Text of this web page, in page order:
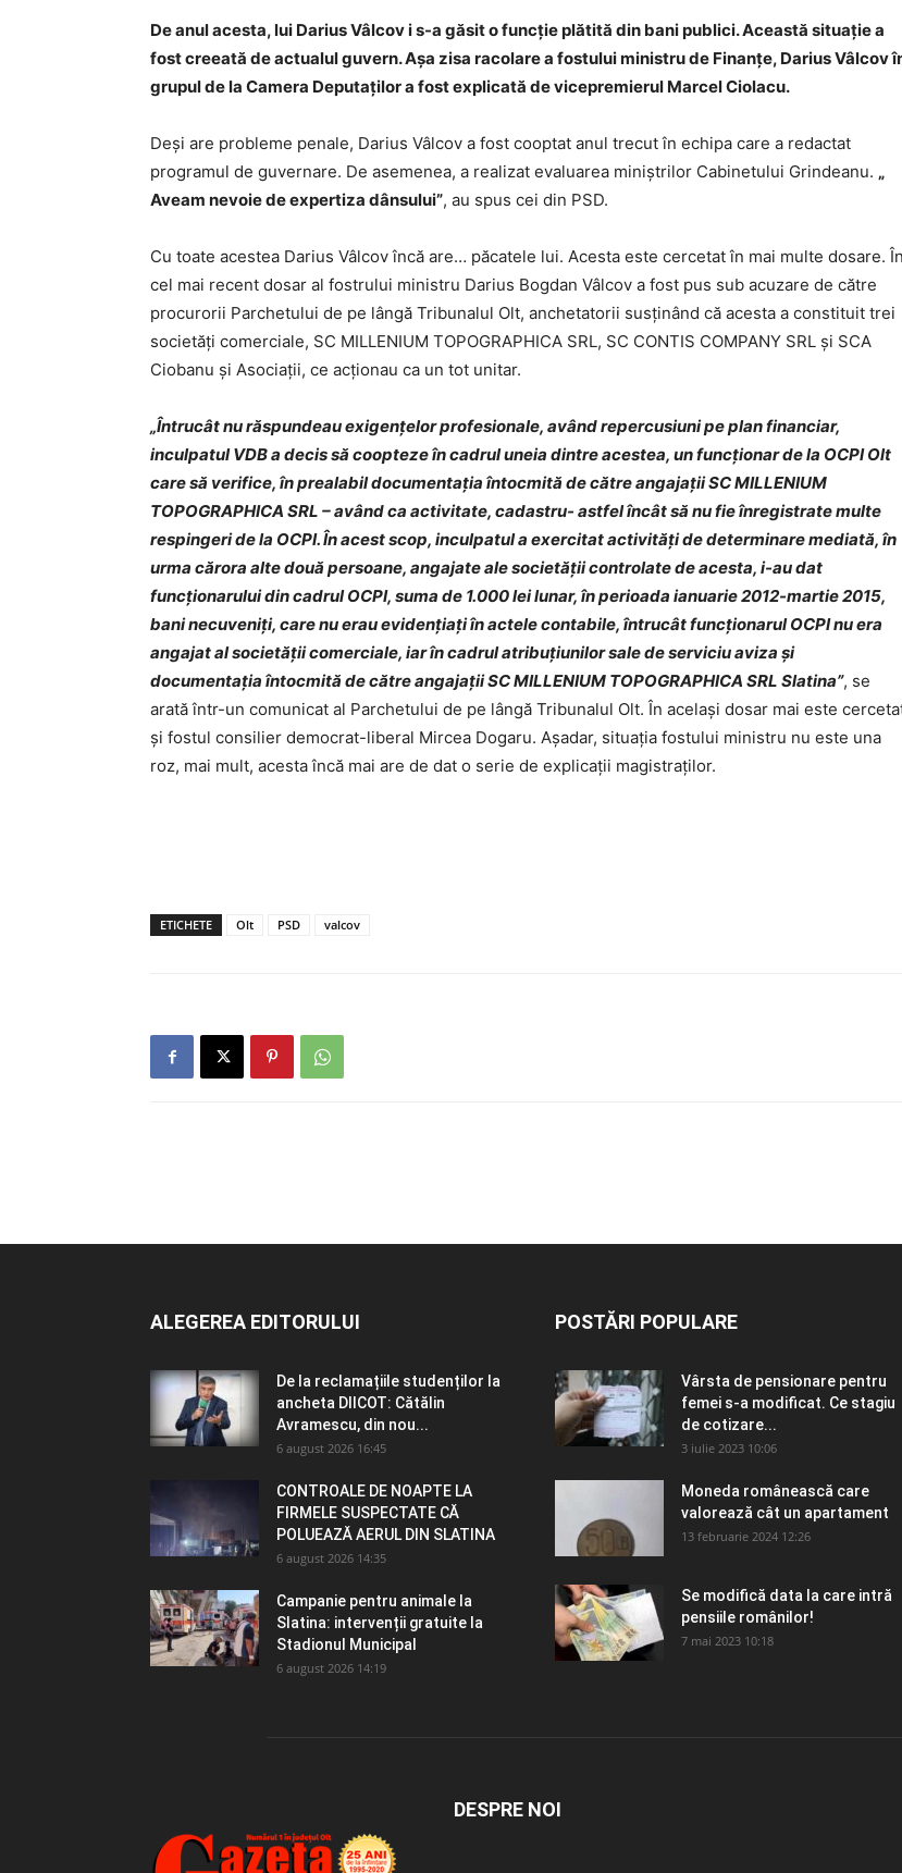
De anul acesta, lui Darius Vâlcov i s-a găsit o funcţie plătită din bani publici. Această situațiea
fost creeată de actualul guvern.Așa zisa racolare a fostului ministru de Finanţe, Darius Vâlcov
grupul de la Camera Deputaţilor a fost explicată de vicepremierul Marcel Ciolacu.
Deși are probleme penale, Darius Vâlcov a fost cooptat anul trecut în echipa care a redactat
programul de guvernare. De asemenea, a realizat evaluarea miniştrilor Cabinetului Grindeanu. „
Aveam nevoie de expertiza dânsului”, au spus cei din PSD.
Cu toate acestea Darius Vâlcov încă are… păcatele lui. Acesta este cercetat în mai multe dosare. În
cel mai recent dosar al fostrului ministru Darius Bogdan Vâlcov a fost pus sub acuzare de către
procurorii Parchetului de pe lângă Tribunalul Olt, anchetatorii susţinând că acesta a constituit trei
societăţi comerciale, SC MILLENIUM TOPOGRAPHICA SRL, SC CONTIS COMPANY SRL şi SCA
Ciobanu şi Asociaţii, ce acţionau ca un tot unitar.
„Întrucât nu răspundeau exigenţelor profesionale, având repercusiuni pe plan financiar,
inculpatul VDB a decis să coopteze în cadrul uneia dintre acestea, un funcţionar de la OCPI Olt
care să verifice, în prealabil documentaţia întocmită de către angajaţii SC MILLENIUM
TOPOGRAPHICA SRL – având ca activitate, cadastru- astfel încât să nu fie înregistrate multe
respingeri de la OCPI. În acest scop, inculpatul a exercitat activităţi de determinare mediată, în
urma cărora alte două persoane, angajate ale societăţii controlate de acesta, i-au dat
funcţionarului din cadrul OCPI, suma de 1.000 lei lunar, în perioada ianuarie 2012-martie 2015,
bani necuveniţi, care nu erau evidenţiaţi în actele contabile, întrucât funcţionarul OCPI nu era
angajat al societăţii comerciale, iar în cadrul atribuţiunilor sale de serviciu aviza şi
documentaţia întocmită de către angajaţii SC MILLENIUM TOPOGRAPHICA SRL Slatina”, se
arată într-un comunicat al Parchetului de pe lângă Tribunalul Olt. În acelaşi dosar mai este
şi fostul consilier democrat-liberal Mircea Dogaru. Așadar, situația fostului ministru nu este una
roz, mai mult, acesta încă mai are de dat o serie de explicații magistraților.
ETICHETE Olt PSD valcov
ALEGEREA EDITORULUI
De la reclamațiile studenților la
ancheta DIICOT: Cătălin
Avramescu, din nou...
6 august 2026 16:45
CONTROALE DE NOAPTE LA
FIRMELE SUSPECTATE CĂ
POLUEAZĂ AERUL DIN SLATINA
6 august 2026 14:35
Campanie pentru animale la
Slatina: intervenții gratuite la
Stadionul Municipal
6 august 2026 14:19
POSTĂRI POPULARE
Vârsta de pensionare pentru
femei s-a modificat. Ce stagiu
de cotizare...
3 iulie 2023 10:06
Moneda românească care
valorează cât un apartament
13 februarie 2024 12:26
Se modifică data la care intră
pensiile românilor!
7 mai 2023 10:18
DESPRE NOI